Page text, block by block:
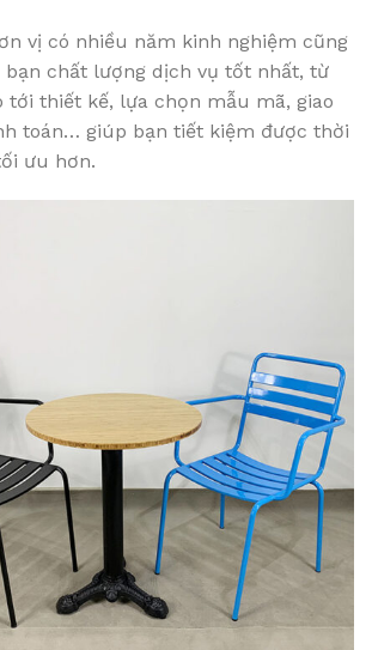
vị có nhiều năm kinh nghiệm cũng
bạn chất lượng dịch vụ tốt nhất, từ
tới thiết kế, lựa chọn mẫu mã, giao
toán… giúp bạn tiết kiệm được thời
ưu hơn.